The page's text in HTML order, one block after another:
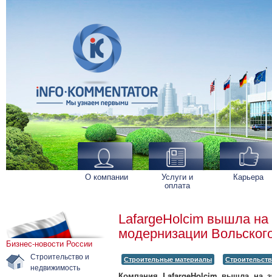
О компании Услуги и
оплата
Карьера
Бизнес-новости России
Строительство и
недвижимость
LafargeHolcim вышла
модернизации
Строительные материалы